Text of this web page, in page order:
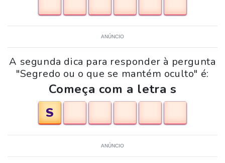
ANÚNCIO
A segunda dica para responder à pergunta
"Segredo ou o que se mantém oculto" é:
Começa com a letra s
S
ANÚNCIO